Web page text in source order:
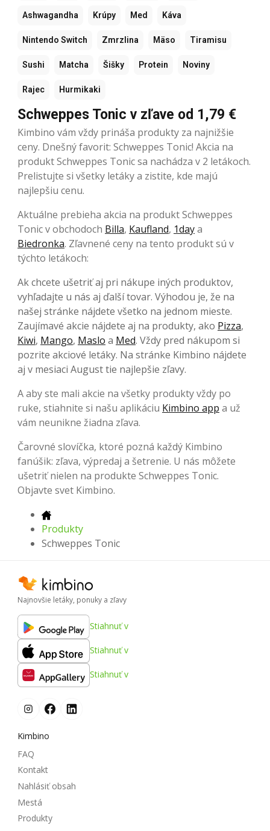
Ashwagandha Krúpy Med Káva
Nintendo Switch Zmrzlina Mäso Tiramisu
Sushi Matcha Šišky Protein Noviny
Rajec Hurmikaki
Schweppes Tonic v zľave od 1,79 €
Kimbino vám vždy prináša produkty za najnižšie
ceny. Dnešný favorit: Schweppes Tonic! Akcia na
produkt Schweppes Tonic sa nachádza v 2 letákoch.
Prelistujte si všetky letáky a zistite, kde majú
najlepšiu cenu.
Aktuálne prebieha akcia na produkt Schweppes
Tonic v obchodoch Billa, Kaufland, 1daya
Biedronka. Zľavnené ceny na tento produkt sú v
týchto letákoch:
Ak chcete ušetriť aj pri nákupe iných produktov,
vyhľadajte u nás aj ďalší tovar. Výhodou je, že na
našej stránke nájdete všetko na jednom mieste.
Zaujímavé akcie nájdete aj na produkty, ako Pizza,
Kiwi, Mango, Maslo a Med. Vždy pred nákupom si
pozrite akciové letáky. Na stránke Kimbino nájdete
aj v mesiaci August tie najlepšie zľavy.
A aby ste mali akcie na všetky produkty vždy po
ruke, stiahnite si našu aplikáciu Kimbino app a už
vám neunikne žiadna zľava.
Čarovné slovíčka, ktoré pozná každý Kimbino
fanúšik: zľava, výpredaj a šetrenie. U nás môžete
ušetriť nielen na produkte Schweppes Tonic.
Objavte svet Kimbino.
Produkty
Schweppes Tonic
Najnovšie letáky, ponuky a zľavy
Stiahnuť v
Stiahnuť v
Stiahnuť v
Kimbino
FAQ
Kontakt
Nahlásiť obsah
Mestá
Produkty